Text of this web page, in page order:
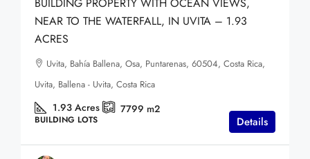
NEAR TO THE WATERFALL, IN UVITA – 1.93
ACRES
Uvita, Bahía Ballena, Osa, Puntarenas, 60504, Costa Rica,
Uvita, Ballena - Uvita, Costa Rica
1.93 Acres 7799 m2
BUILDING LOTS Details